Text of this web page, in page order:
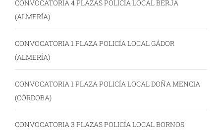
CONVOCATORIA 4 PLAZAS POLICÍA LOCAL BERJA
(ALMERÍA)
CONVOCATORIA 1 PLAZA POLICÍA LOCAL GÁDOR
(ALMERÍA)
CONVOCATORIA 1 PLAZA POLICÍA LOCAL DOÑA MENCIA
(CÓRDOBA)
CONVOCATORIA 3 PLAZAS POLICÍA LOCAL BORNOS